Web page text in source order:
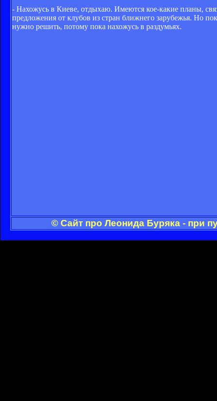
- Нахожусь в Киеве, отдыхаю. Имеются кое-какие планы,
предложения от клубов из стран ближнего зарубежья. Но
нужно решить, потому пока нахожусь в раздумьях.
© Сайт про Леонида Буряка - при